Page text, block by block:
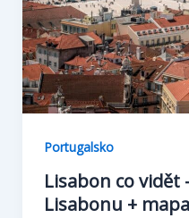
Portugalsko
Lisabon co vidět
Lisabonu + mapa